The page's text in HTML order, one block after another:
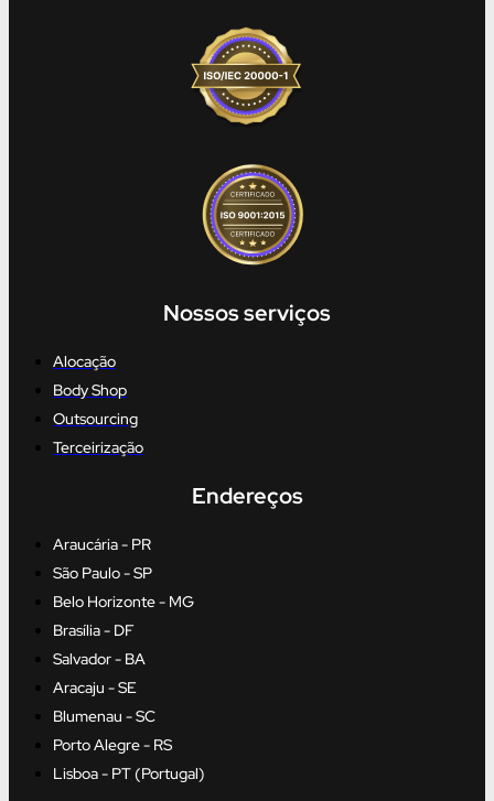
Nossos serviços
Alocação
Body Shop
Outsourcing
Terceirização
Endereços
Araucária - PR
São Paulo - SP
Belo Horizonte - MG
Brasília - DF
Salvador - BA
Aracaju - SE
Blumenau - SC
Porto Alegre - RS
Lisboa - PT (Portugal)